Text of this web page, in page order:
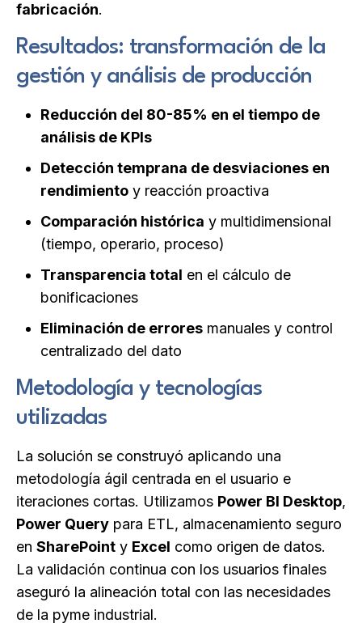
fabricación.
Resultados: transformación de la
gestión y análisis de producción
Reducción del 80-85% en el tiempo de
análisis de KPIs
Detección temprana de desviaciones en
rendimiento y reacción proactiva
Comparación histórica y multidimensional
(tiempo, operario, proceso)
Transparencia total en el cálculo de
bonificaciones
Eliminación de errores manuales y control
centralizado del dato
Metodología y tecnologías
utilizadas
La solución se construyó aplicando una
metodología ágil centrada en el usuario e
iteraciones cortas. Utilizamos Power BI Desktop,
Power Query para ETL, almacenamiento seguro
en SharePoint y Excel como origen de datos.
La validación continua con los usuarios finales
aseguró la alineación total con las necesidades
de la pyme industrial.